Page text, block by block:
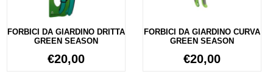
FORBICI DA GIARDINO DRITTA
GREEN SEASON
€20,00
FORBICI DA GIARDINO CURVA
GREEN SEASON
€20,00